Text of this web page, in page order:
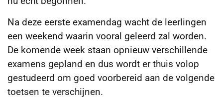
Na deze eerste examendag wacht de leerlingen
een weekend waarin vooral geleerd zal worden.
De komende week staan opnieuw verschillende
examens gepland en dus wordt er thuis volop
gestudeerd om goed voorbereid aan de volgende
toetsen te verschijnen.